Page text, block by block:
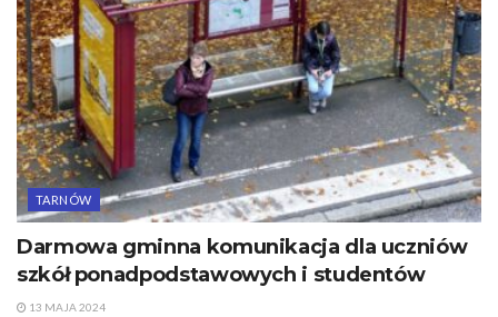
TARNÓW
Darmowa gminna komunikacja dla uczniów
szkół ponadpodstawowych i studentów
13 MAJA 2024